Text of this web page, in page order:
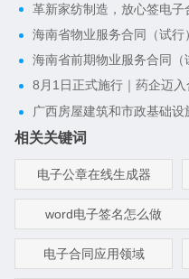
革新家纺制造，放心签电子
海南省物业服务合同（试行
海南省前期物业服务合同（
相关关键词
电子公章在线生成器
word电子签名怎么做
电子合同应用领域